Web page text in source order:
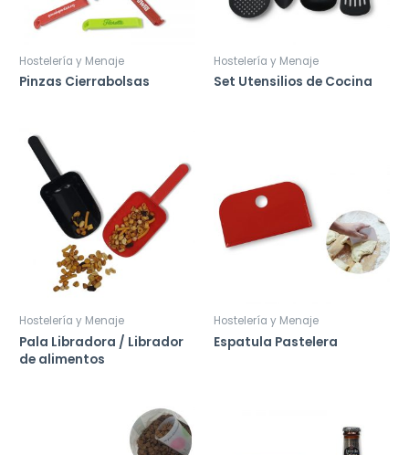
Hostelería y Menaje
Pinzas Cierrabolsas
Hostelería y Menaje
Set Utensilios de Cocina
Hostelería y Menaje
Pala Libradora / Librador
de alimentos
Hostelería y Menaje
Espatula Pastelera